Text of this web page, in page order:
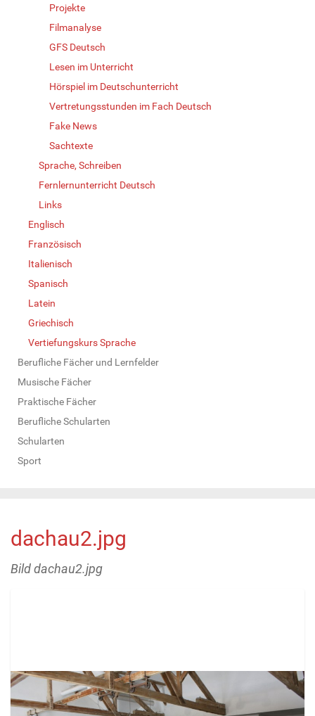
Projekte
Filmanalyse
GFS Deutsch
Lesen im Unterricht
Hörspiel im Deutschunterricht
Vertretungsstunden im Fach Deutsch
Fake News
Sachtexte
Sprache, Schreiben
Fernlernunterricht Deutsch
Links
Englisch
Französisch
Italienisch
Spanisch
Latein
Griechisch
Vertiefungskurs Sprache
Berufliche Fächer und Lernfelder
Musische Fächer
Praktische Fächer
Berufliche Schularten
Schularten
Sport
dachau2.jpg
Bild dachau2.jpg